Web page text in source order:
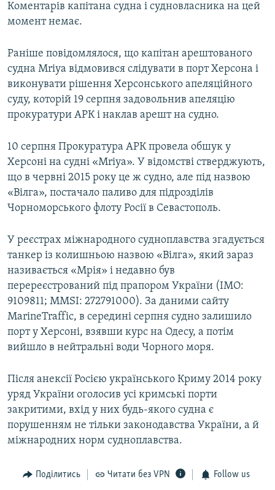
Коментарів капітана судна і судновласника на цей
момент немає.
Раніше повідомлялося, що капітан арештованого
судна Mriya відмовився слідувати в порт Херсона і
виконувати рішення Херсонського апеляційного
суду, которій 19 серпня задовольнив апеляцію
прокуратури АРК і наклав арешт на судно.
10 серпня Прокуратура АРК провела обшук у
Херсоні на судні «Mriya». У відомстві стверджують,
що в червні 2015 року це ж судно, але під назвою
«Вілга», постачало паливо для підрозділів
Чорноморського флоту Росії в Севастополь.
У реєстрах міжнародного судноплавства згадується
танкер із колишньою назвою «Вілга», який зараз
називається «Мрія» і недавно був
перереєстрований під прапором України (IMO:
9109811; MMSI: 272791000). За даними сайту
MarineTraffic, в середині серпня судно залишило
порт у Херсоні, взявши курс на Одесу, а потім
вийшло в нейтральні води Чорного моря.
Після анексії Росією українського Криму 2014 року
уряд України оголосив усі кримські порти
закритими, вхід у них будь-якого судна є
порушенням не тільки законодавства України, а й
міжнародних норм судноплавства.
Поділитись Читати без VPN Follow us